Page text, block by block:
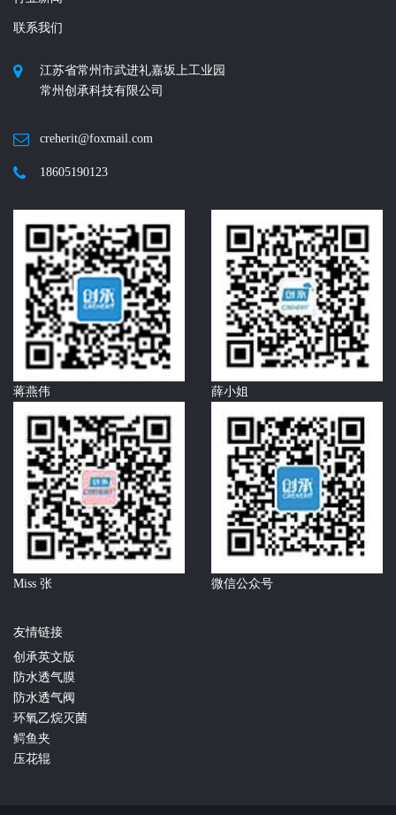
联系我们
江苏省常州市武进礼嘉坂上工业园
常州创承科技有限公司
creherit@foxmail.com
18605190123
蒋燕伟 薛小姐
Miss 张 微信公众号
友情链接
创承英文版
防水透气膜
防水透气阀
环氧乙烷灭菌
鳄鱼夹
压花辊